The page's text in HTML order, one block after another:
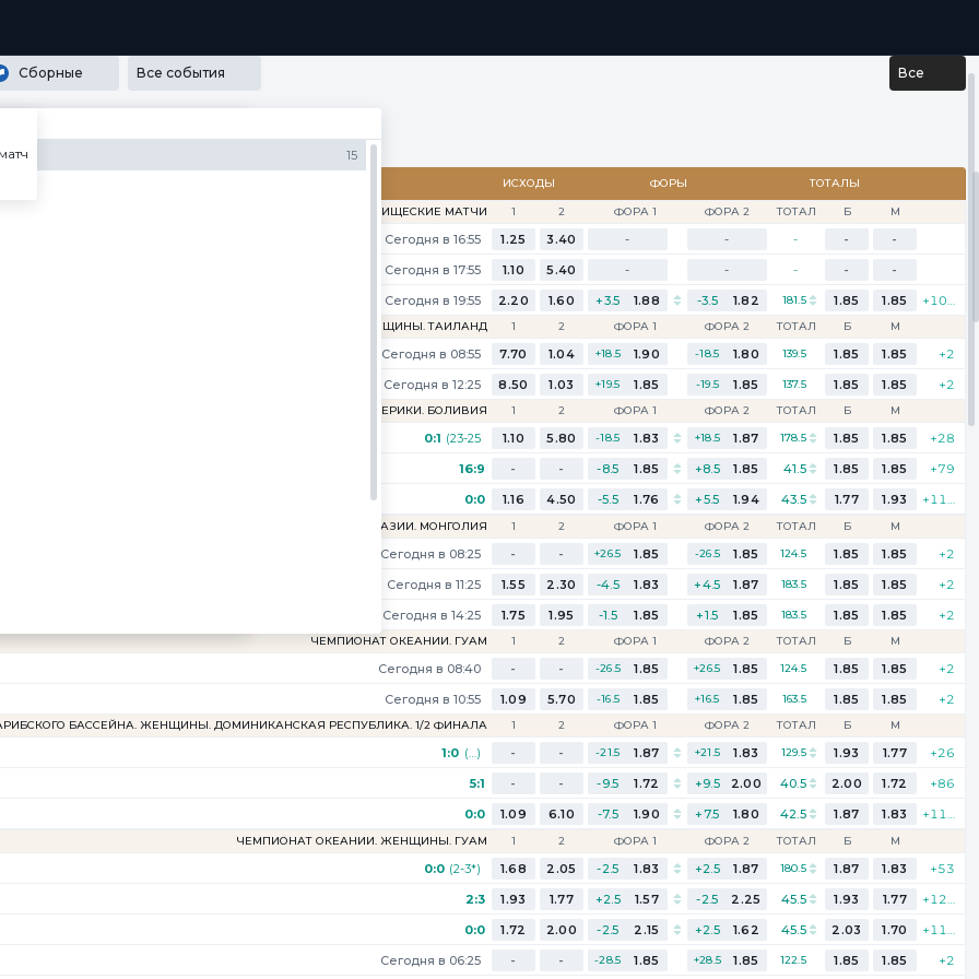
ЛОЯЛЬНОСТИ
Сборные Все события Все
ИСХОДЫ ФОРЫ
ТОТАЛЫ
ЖЕНЩИНЫ. ТОВАРИЩЕСКИЕ МАТЧИ
1 2 ФОРА 1 ФОРА 2 ТОТАЛ Б М
Сегодня в 16:55 1.25 3.40 - - - -
-
Сегодня в 17:55 1.10 5.40 - - - -
-
Сегодня в 19:55 2.20 1.60 +3.5 1.88 -3.5 1.82 181.5 1.85 1.85
V-ЛИГА ЮГО-ВОСТОЧНОЙ АЗИИ. ЖЕНЩИНЫ. ТАИЛАНД 1 2 ФОРА 1 ФОРА 2 ТОТАЛ Б М
Сегодня в 08:55 7.70 1.04 +18.5 1.90 -18.5 1.80 139.5 1.85 1.85
+2
Сегодня в 12:25 8.50 1.03 +19.5 1.85 -19.5 1.85 137.5 1.85 1.85 +2
КУБОК ЮЖНОЙ АМЕРИКИ. БОЛИВИЯ 1 2 ФОРА 1 ФОРА 2 ТОТАЛ Б М
0:1 (23-25
1.10 5.80 -18.5 1.83 +18.5 1.87 178.5 1.85 1.85
+28
16:9 - - -8.5 1.85 +8.5 1.85 41.5 1.85 1.85
+79
0:0 1.16 4.50 -5.5 1.76 +5.5 1.94 43.5 1.77 1.93
ЧЕМПИОНАТ ВОСТОЧНОЙ АЗИИ. МОНГОЛИЯ 1 2 ФОРА 1 ФОРА 2 ТОТАЛ Б М
Сегодня в 08:25 - - +26.5 1.85 -26.5 1.85 124.5 1.85 1.85
+2
Сегодня в 11:25 1.55 2.30 -4.5 1.83 +4.5 1.87 183.5 1.85 1.85
+2
Сегодня в 14:25 1.75 1.95 -1.5 1.85 +1.5 1.85 183.5 1.85 1.85 +2
ЧЕМПИОНАТ ОКЕАНИИ. ГУАМ 1 2 ФОРА 1 ФОРА 2 ТОТАЛ Б М
Сегодня в 08:40 - - -26.5 1.85 +26.5 1.85 124.5 1.85 1.85
+2
Сегодня в 10:55 1.09 5.70 -16.5 1.85 +16.5 1.85 163.5 1.85 1.85 +2
БАССЕЙНА. ЖЕНЩИНЫ. ДОМИНИКАНСКАЯ РЕСПУБЛИКА. 1/2 ФИНАЛА 1 2 ФОРА 1 ФОРА 2 ТОТАЛ Б М
1:0 (25-21
(…) - - -21.5 1.87 +21.5 1.83 129.5 1.93 1.77
+26
5:1 - - -9.5 1.72 +9.5 2.00 40.5 2.00 1.72
+86
0:0 1.09 6.10 -7.5 1.90 +7.5 1.80 42.5 1.87 1.83
ЧЕМПИОНАТ ОКЕАНИИ. ЖЕНЩИНЫ. ГУАМ 1 2 ФОРА 1 ФОРА 2 ТОТАЛ Б М
0:0 (2-3*) 1.68 2.05 -2.5 1.83 +2.5 1.87 180.5 1.87 1.83
+53
2:3 1.93 1.77 +2.5 1.57 -2.5 2.25 45.5 1.93 1.77
0:0 1.72 2.00 -2.5 2.15 +2.5 1.62 45.5 2.03 1.70
Сегодня в 06:25 - - -28.5 1.85 +28.5 1.85 122.5 1.85 1.85
+2
Доминиканская Республика
15
ДОМИНИКАНСКАЯ РЕСПУБЛИКА. 1/2 ФИНАЛА